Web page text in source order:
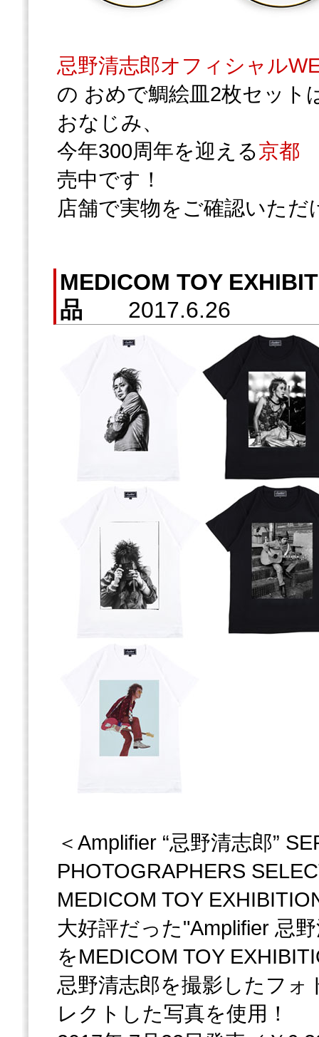
忌野清志郎オフィシャル
の おめで鯛絵皿2枚セット
おなじみ、
今年300周年を迎える京都
売中です！
店舗で実物をご確認いただ
MEDICOM TOY
品 2017.6.26
＜Amplifier “忌野清志郎”
PHOTOGRAPHERS
MEDICOM TOY
大好評だった"Amplifier 忌
をMEDICOM TOY
忌野清志郎を撮影したフ
レクトした写真を使用！